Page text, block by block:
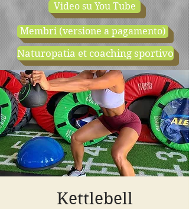
Video su You Tube
Membri (versione a pagamento)
Naturopatia et coaching sportivo
cours d'essai negozio
Kettlebell